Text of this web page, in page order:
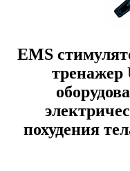
EMS
похудения